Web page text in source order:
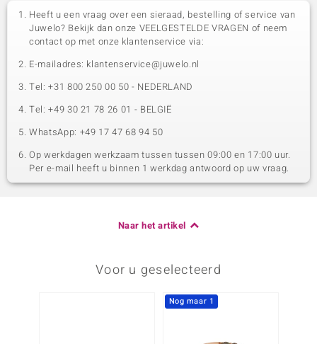
Heeft u een vraag over een sieraad, bestelling of service van
Juwelo? Bekijk dan onze VEELGESTELDE VRAGEN of neem
contact op met onze klantenservice via:
E-mailadres: klantenservice@juwelo.nl
Tel: +31 800 250 00 50 - NEDERLAND
Tel: +49 30 21 78 26 01 - BELGIË
WhatsApp: +49 17 47 68 94 50
Op werkdagen werkzaam tussen tussen 09:00 en 17:00 uur.
Per e-mail heeft u binnen 1 werkdag antwoord op uw vraag.
Naar het artikel
Voor u geselecteerd
Nog maar 1